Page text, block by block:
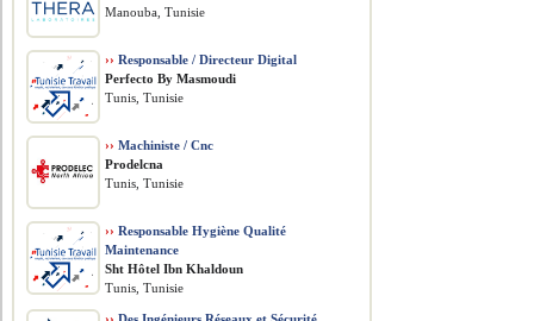
Manouba, Tunisie
›› Responsable / Directeur Digital
Perfecto By Masmoudi
Tunis, Tunisie
›› Machiniste / Cnc
Prodelcna
Tunis, Tunisie
›› Responsable Hygiène Qualité
Maintenance
Sht Hôtel Ibn Khaldoun
Tunis, Tunisie